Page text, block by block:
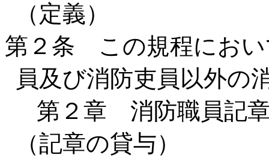
（定義）
第２条 この規程におい
員及び消防吏員以外の
第２章 消防職員記
（記章の貸与）